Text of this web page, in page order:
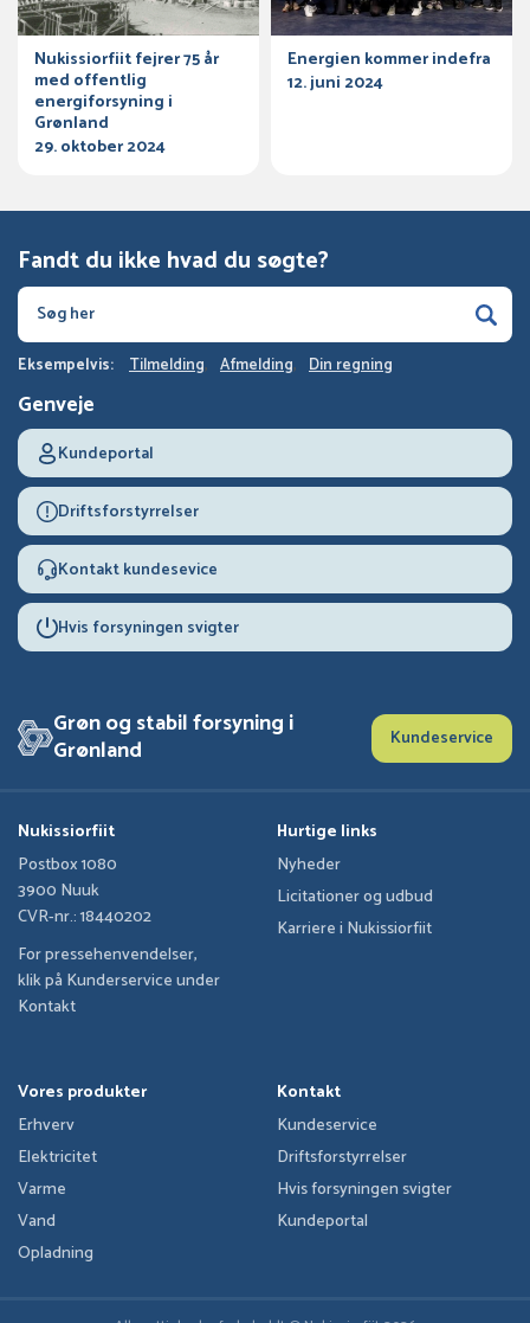
Nukissiorfiit fejrer 75 år
med offentlig
energiforsyning i
Grønland
29. oktober 2024
Energien kommer indefra
12. juni 2024
Fandt du ikke hvad du søgte?
Eksempelvis: Tilmelding Afmelding Din regning
Genveje
Kundeportal
Driftsforstyrrelser
Kontakt kundesevice
Hvis forsyningen svigter
Grøn og stabil forsyning i
Grønland Kundeservice
Nukissiorfiit
Postbox 1080
3900 Nuuk
CVR-nr.: 18440202
For pressehenvendelser,
klik på Kunderservice under
Kontakt
Hurtige links
Nyheder
Licitationer og udbud
Karriere i Nukissiorfiit
Vores produkter
Erhverv
Elektricitet
Varme
Vand
Opladning
Kontakt
Kundeservice
Driftsforstyrrelser
Hvis forsyningen svigter
Kundeportal